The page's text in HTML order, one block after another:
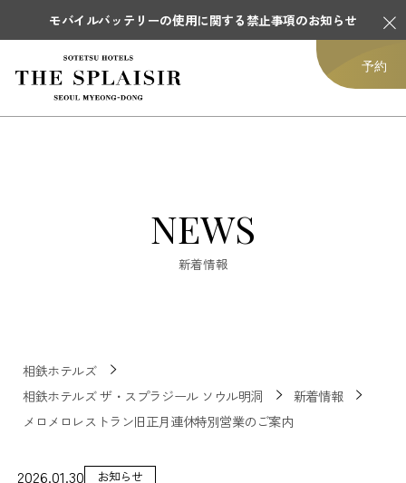
モバイルバッテリーの使用に関する禁止事項のお知らせ
予約
NEWS
新着情報
相鉄ホテルズ
相鉄ホテルズ ザ・スプラジール ソウル明洞
新着情報
メロメロレストラン旧正月連休特別営業のご案内
2026.01.30 お知らせ